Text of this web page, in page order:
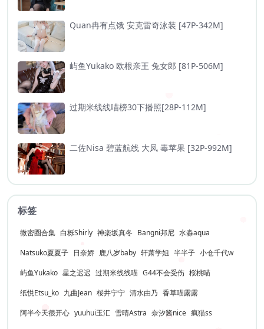
Quan冉有点饿 安克雷奇泳装 [47P-342M]
屿鱼Yukako 欧根亲王 兔女郎 [81P-506M]
过期米线线喵榜30下播照[28P-112M]
二佐Nisa 碧蓝航线 大凤 毒苹果 [32P-992M]
标签
微密圈合集 白栎Shirly 神楽坂真冬 Bangni邦尼 水淼aqua
Natsuko夏夏子 日奈娇 鹿八岁baby 轩萧学姐 半半子 小仓千代w
屿鱼Yukako 星之迟迟 过期米线线喵 G44不会受伤 桜桃喵
纸悦Etsu_ko 九曲Jean 桜井宁宁 清水由乃 香草喵露露
阿半今天很开心 yuuhui玉汇 雪晴Astra 奈汐酱nice 疯猫ss